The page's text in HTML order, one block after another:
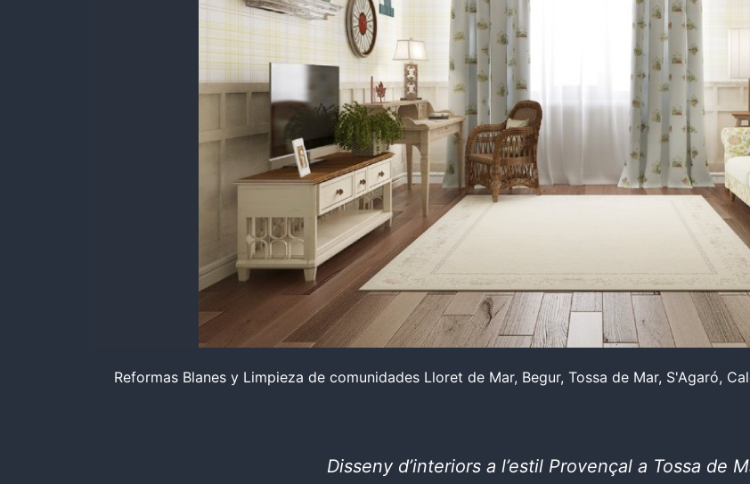
Reformas Blanes y Limpieza de comunidades Lloret de Mar, Begur, Tossa de Mar, S'Agaró,
Disseny d’interiors a l’estil Provençal a Tossa de